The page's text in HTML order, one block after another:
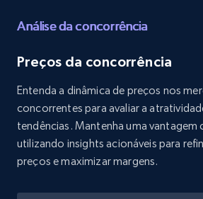
URL, Product id, Listing inventory
price, and more.
1.9K+ 322+
Amazon products search
Análise da concorrência
Preços da concorrência
Entenda a dinâmica de preços nos
concorrentes para avaliar a
tendências. Mantenha uma vantagem
utilizando insights acionáveis para
preços e maximizar margens.